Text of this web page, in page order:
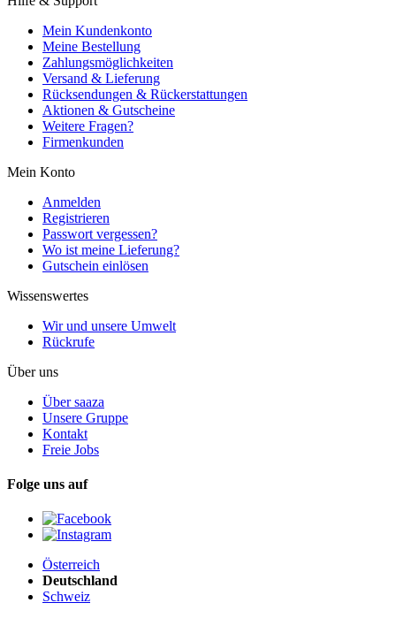
Mein Kundenkonto
Meine Bestellung
Zahlungsmöglichkeiten
Versand & Lieferung
Rücksendungen & Rückerstattungen
Aktionen & Gutscheine
Weitere Fragen?
Firmenkunden
Mein Konto
Anmelden
Registrieren
Passwort vergessen?
Wo ist meine Lieferung?
Gutschein einlösen
Wissenswertes
Wir und unsere Umwelt
Rückrufe
Über uns
Über saaza
Unsere Gruppe
Kontakt
Freie Jobs
Folge uns auf
Österreich
Deutschland
Schweiz